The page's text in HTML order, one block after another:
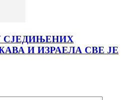
СЈЕДИЊЕНИХ
И ИЗРАЕЛА СВЕ ЈЕ